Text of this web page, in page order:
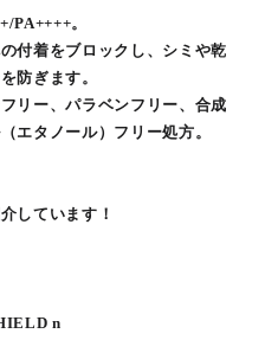
PA++++。
付着をブロックし、シミや乾
防ぎます。
リー、パラベンフリー、合成
エタノール）フリー処方。
しています！
n